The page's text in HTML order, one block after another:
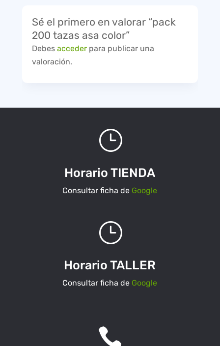
Sé el primero en valorar “pack
200 tazas asa color”
Debes accederpara publicar una
valoración.
}
Horario TIENDA
Consultar ficha de Google
}
Horario TALLER
Consultar ficha de Google
